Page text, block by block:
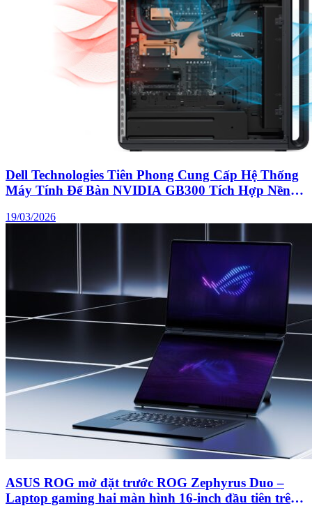
Dell Technologies Tiên Phong Cung Cấp Hệ Thống
Máy Tính Để Bàn NVIDIA GB300 Tích Hợp Nền
19/03/2026
ASUS ROG mở đặt trước ROG Zephyrus Duo –
Laptop gaming hai màn hình 16-inch đầu tiên trên